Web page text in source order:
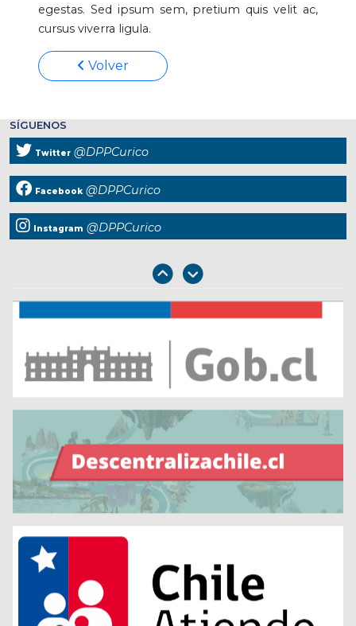
egestas. Sed ipsum sem, pretium quis velit ac,
cursus viverra ligula.
Volver
SÍGUENOS
Twitter @DPPCurico
Facebook @DPPCurico
Instagram @DPPCurico